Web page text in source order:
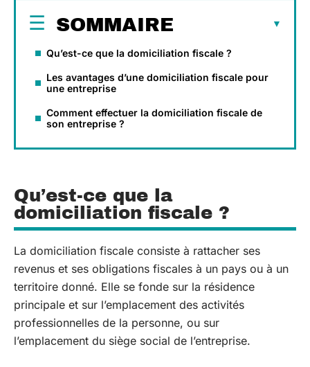
SOMMAIRE
Qu’est-ce que la domiciliation fiscale ?
Les avantages d’une domiciliation fiscale pour
une entreprise
Comment effectuer la domiciliation fiscale de
son entreprise ?
Qu’est-ce que la
domiciliation fiscale ?
La domiciliation fiscale consiste à rattacher ses
revenus et ses obligations fiscales à un pays ou à un
territoire donné. Elle se fonde sur la résidence
principale et sur l’emplacement des activités
professionnelles de la personne, ou sur
l’emplacement du siège social de l’entreprise.